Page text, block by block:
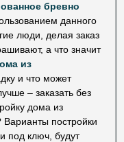
бревно
данного
люди, делая заказ
а что значит
из
и что может
– заказать без
дома из
постройки
под ключ, будут